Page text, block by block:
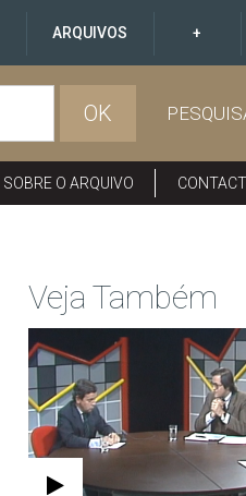
ARQUIVOS +
OK
SOBRE O ARQUIVO
Veja Também